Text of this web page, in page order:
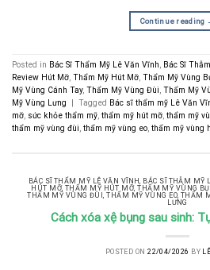
Continue reading
Posted in Bác Sĩ Thẩm Mỹ Lê Văn Vĩnh, Bác Sĩ
Review Hút Mỡ, Thẩm Mỹ Hút Mỡ, Thẩm Mỹ Vùng
Mỹ Vùng Cánh Tay, Thẩm Mỹ Vùng Đùi, Thẩm Mỹ
Mỹ Vùng Lưng
| Tagged Bác sĩ thẩm mỹ Lê Văn
mỡ, sức khỏe thẩm mỹ, thẩm mỹ hút mỡ, thẩm mỹ
thẩm mỹ vùng đùi, thẩm mỹ vùng eo, thẩm mỹ vùng
BÁC SĨ THẨM MỸ LÊ VĂN VĨNH, BÁC SĨ THẪM MỸ
HÚT MỠ, THẨM MỸ HÚT MỠ,THẨM MỸ VÙNG
THẨM MỸ VÙNG ĐÙI,THẨM MỸ VÙNG EO, THẨM
LƯNG
Cách xóa xệ bụng sau sinh:
POSTED ON22/04/2026 BY